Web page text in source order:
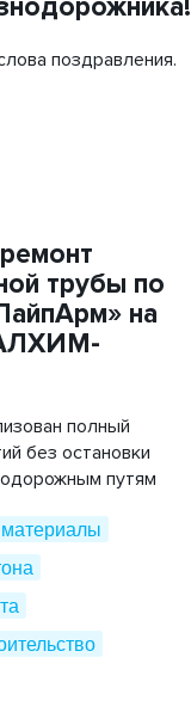
Объемная георешетка
Труба напорная ПЭ
поздравления.
трубы по
на
полный
без остановки
путям
материалы